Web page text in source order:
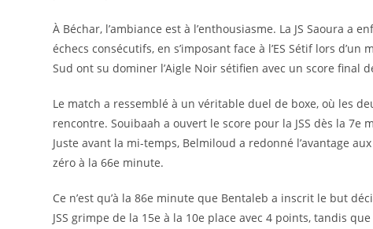
À Béchar, l’ambiance est à l’enthousiasme. La JS Saoura
échecs consécutifs, en s’imposant face à l’ES Sétif lors
Sud ont su dominer l’Aigle Noir sétifien avec un score final
Le match a ressemblé à un véritable duel de boxe, où les
rencontre. Souibaah a ouvert le score pour la JSS dès la
Juste avant la mi-temps, Belmiloud a redonné l’avantage
zéro à la 66e minute.
Ce n’est qu’à la 86e minute que Bentaleb a inscrit le but
JSS grimpe de la 15e à la 10e place avec 4 points, tandis